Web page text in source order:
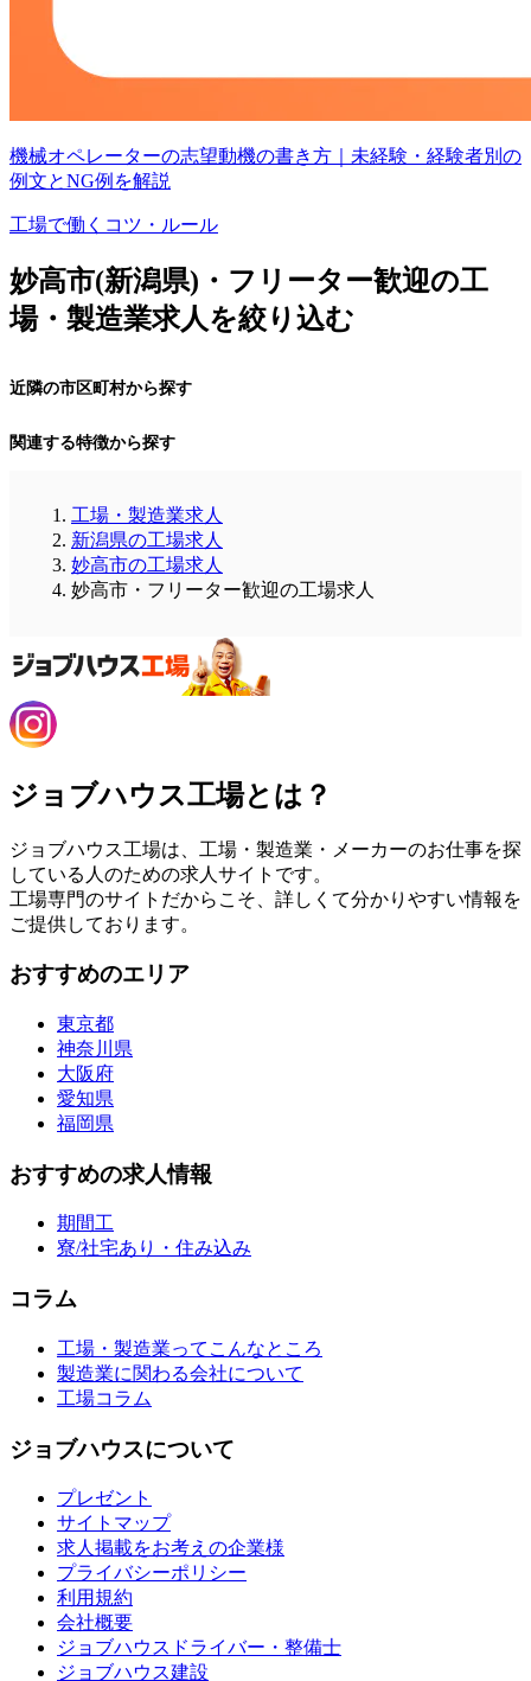
機械オペレーターの志望動機の書き方｜未経験・経験者別の
例文とNG例を解説
工場で働くコツ・ルール
妙高市(新潟県)・フリーター歓迎の工
場・製造業求人を絞り込む
近隣の市区町村から探す
関連する特徴から探す
工場・製造業求人
新潟県の工場求人
妙高市の工場求人
妙高市・フリーター歓迎の工場求人
ジョブハウス工場とは？
ジョブハウス工場は、工場・製造業・メーカーのお仕事を探
している人のための求人サイトです。
工場専門のサイトだからこそ、詳しくて分かりやすい情報を
ご提供しております。
おすすめのエリア
東京都
神奈川県
大阪府
愛知県
福岡県
おすすめの求人情報
期間工
寮/社宅あり・住み込み
コラム
工場・製造業ってこんなところ
製造業に関わる会社について
工場コラム
ジョブハウスについて
プレゼント
サイトマップ
求人掲載をお考えの企業様
プライバシーポリシー
利用規約
会社概要
ジョブハウスドライバー・整備士
ジョブハウス建設